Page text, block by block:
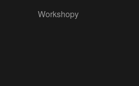
Workshopy